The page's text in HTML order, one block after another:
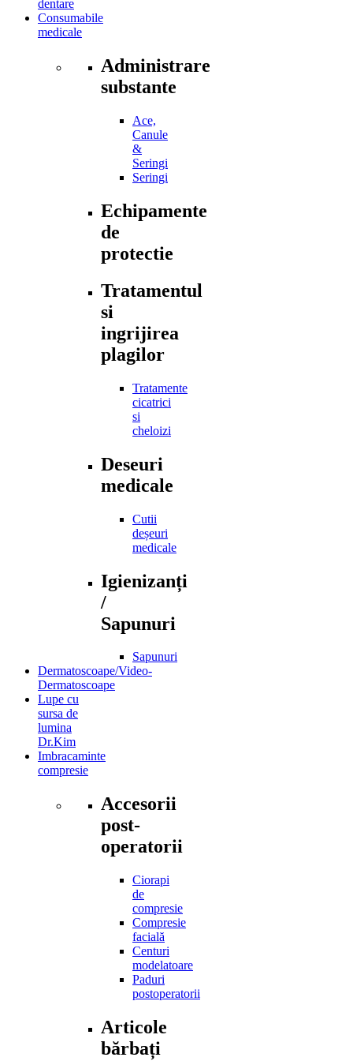
dentare
Consumabile
medicale
Administrare
substante
Ace,
Canule
&
Seringi
Seringi
Echipamente
de
protectie
Tratamentul
si
ingrijirea
plagilor
Tratamente
cicatrici
si
cheloizi
Deseuri
medicale
Cutii
deșeuri
medicale
Igienizanți
/
Sapunuri
Sapunuri
Dermatoscoape/Video-
Dermatoscoape
Lupe cu
sursa de
lumina
Dr.Kim
Imbracaminte
compresie
Accesorii
post-
operatorii
Ciorapi
de
compresie
Compresie
facială
Centuri
modelatoare
Paduri
postoperatorii
Articole
bărbați